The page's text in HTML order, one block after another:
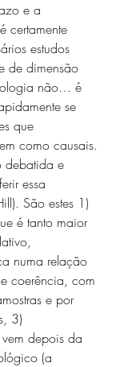
e a
certamente
estudos
de dimensão
não… é
se
que
como causais.
debatida e
essa
São estes 1)
é tanto maior
numa relação
coerência, com
e por
3)
depois da
(a